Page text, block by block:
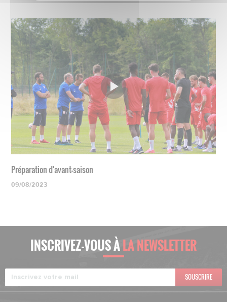
Préparation d'avant-saison
09/08/2023
INSCRIVEZ-VOUS ÀLA NEWSLETTER
SOUSCRIRE